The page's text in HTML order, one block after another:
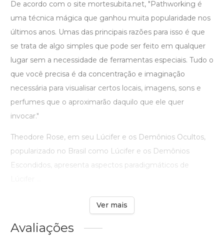
De acordo com o site mortesubita.net, "Pathworking é
uma técnica mágica que ganhou muita popularidade nos
últimos anos. Umas das principais razões para isso é que
se trata de algo simples que pode ser feito em qualquer
lugar sem a necessidade de ferramentas especiais. Tudo o
que você precisa é da concentração e imaginação
necessária para visualisar certos locais, imagens, sons e
perfumes que o aproximarão daquilo que ele quer
invocar."
Theodore Rose, em seu Lúcifer e os Demônios Ocultos,
popularizado no Brasil como Lúcifer e os Demônios
Escondidos, apresenta aspectos paradigmáticos de
Ver mais
Avaliações